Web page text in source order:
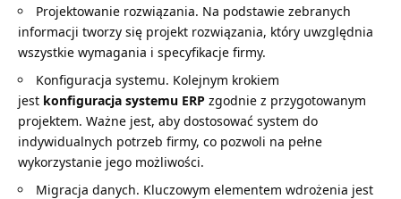
Projektowanie rozwiązania. Na podstawie zebranych
informacji tworzy się projekt rozwiązania, który uwzględnia
wszystkie wymagania i specyfikacje firmy.
Konfiguracja systemu. Kolejnym krokiem
jest konfiguracja systemu ERP zgodnie z przygotowanym
projektem. Ważne jest, aby dostosować system do
indywidualnych potrzeb firmy, co pozwoli na pełne
wykorzystanie jego możliwości.
Migracja danych. Kluczowym elementem wdrożenia jest